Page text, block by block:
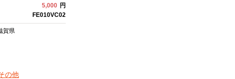
5,000 円
FE010VC02
賀県
の他